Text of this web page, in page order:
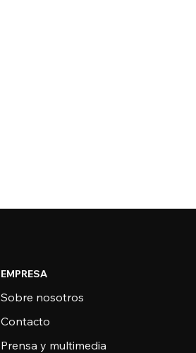
EMPRESA
Sobre nosotros
Contacto
Prensa y multimedia